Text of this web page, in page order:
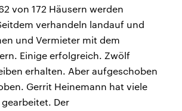
von 172 Häusern werden
verhandeln landauf und
und Vermieter mit dem
Einige erfolgreich. Zwölf
erhalten. Aber aufgeschoben
Gerrit Heinemann hat viele
Der